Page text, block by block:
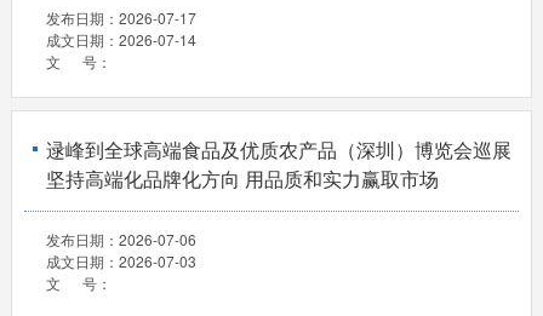
发布日期： 2026-07-17
成文日期： 2026-07-14
文 号：
逯峰到全球高端食品及优质农产品（深圳）博览会巡展
坚持高端化品牌化方向 用品质和实力赢取市场
发布日期： 2026-07-06
成文日期： 2026-07-03
文 号：